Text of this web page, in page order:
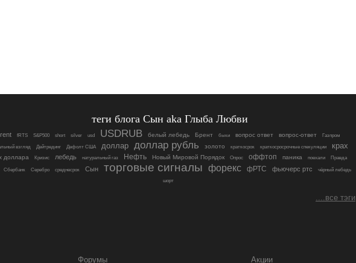
теги блога Сын aka Глыба Любви
fRTS S&P500 short silver usd USDRUB белый лебедь Брент быки вопрос ответ вопрос-ответ Газпром
взгляд Дейтрединг Дефолт США доллар доллар рубль золото краткосрок краткосросрочные спекуляции крах
доллара Кризис лебедь натуральный газ Нефть Новый Мировой Порядок Опрос оффтоп паника поехали Правда
Сбербанк Серебро среднесрок Сын торговые сигналы форекс фРТС фьючерс ртс
чёрный лебедь
шорт
....все тэги
Форумы Акции